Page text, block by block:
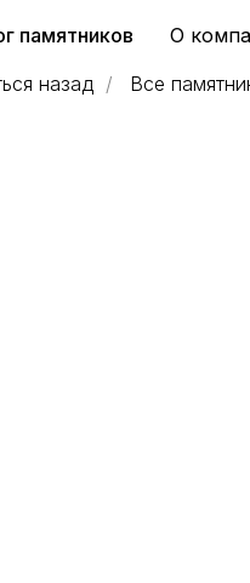
памятников О
назад / Все